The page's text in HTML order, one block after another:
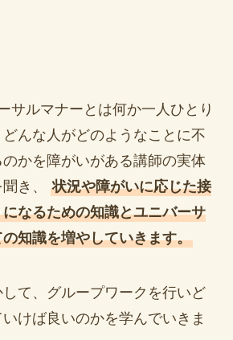
サルマナーとは何か一人ひとり
んな人がどのようなことに不
かを障がいがある講師の実体
き、 状況や障がいに応じた接
なるための知識とユニバーサ
知識を増やしていきます。
て、グループワークを行いど
けば良いのかを学んでいきま